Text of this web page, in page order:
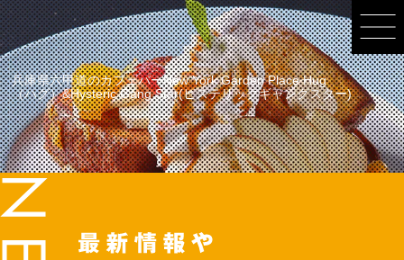
兵庫県六甲道のカフェバーNew York Garden Place Hug
（ハグ）&Hysteric Gang Star(ヒステリックギャングスター)